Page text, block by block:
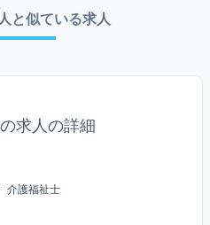
と似ている求人
求人の詳細
介護福祉士